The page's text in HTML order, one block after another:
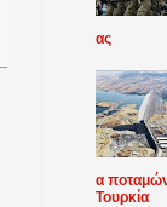
ας
α
Τουρκία